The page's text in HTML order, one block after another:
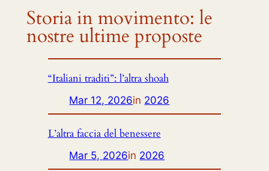
Storia in movimento: le
nostre ultime proposte
“Italiani traditi”: l’altra shoah
Mar 12, 2026in 2026
L’altra faccia del benessere
Mar 5, 2026in 2026